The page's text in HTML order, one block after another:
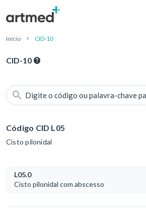
Início CID-10
CID-10
Digite o código ou palavra-chave
Código CID L05
Cisto pilonidal
L05.0
Cisto pilonidal com abscesso